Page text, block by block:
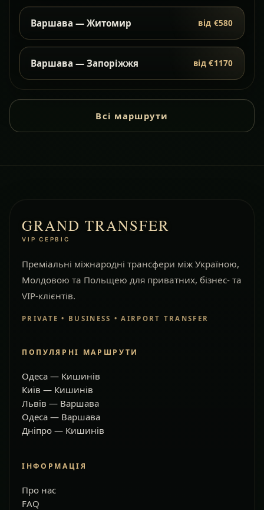
Варшава — Житомир від €580
Варшава — Запоріжжя від €1170
Всі маршрути
GRAND TRANSFER
VIP СЕРВІС
Преміальні міжнародні трансфери між Україною,
Молдовою та Польщею для приватних, бізнес- та
VIP-клієнтів.
PRIVATE • BUSINESS • AIRPORT TRANSFER
ПОПУЛЯРНІ МАРШРУТИ
Одеса — Кишинів
Київ — Кишинів
Львів — Варшава
Одеса — Варшава
Дніпро — Кишинів
ІНФОРМАЦІЯ
Про нас
FAQ